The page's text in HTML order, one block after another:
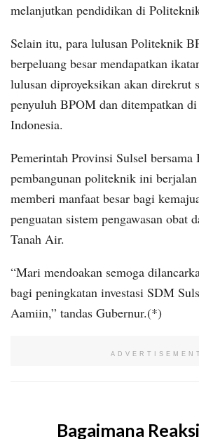
melanjutkan pendidikan di
Selain itu, para lulusan Politeknik
berpeluang besar mendapatkan
lulusan diproyeksikan akan direkrut
penyuluh BPOM dan ditempatkan
Indonesia.
Pemerintah Provinsi Sulsel
pembangunan politeknik ini
memberi manfaat besar bagi
penguatan sistem pengawasan obat
Tanah Air.
“Mari mendoakan semoga
bagi peningkatan investasi SDM
Aamiin,” tandas Gubernur.(*)
ADVERTISEMENT
Bagaimana